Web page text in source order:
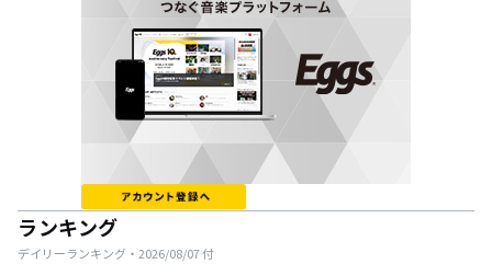
ランキング
デイリーランキング・ 2026/08/07付